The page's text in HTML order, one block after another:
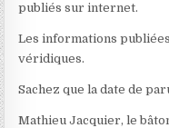
publiés sur internet.
Les informations
véridiques.
Sachez que la date de
Mathieu Jacquier, le